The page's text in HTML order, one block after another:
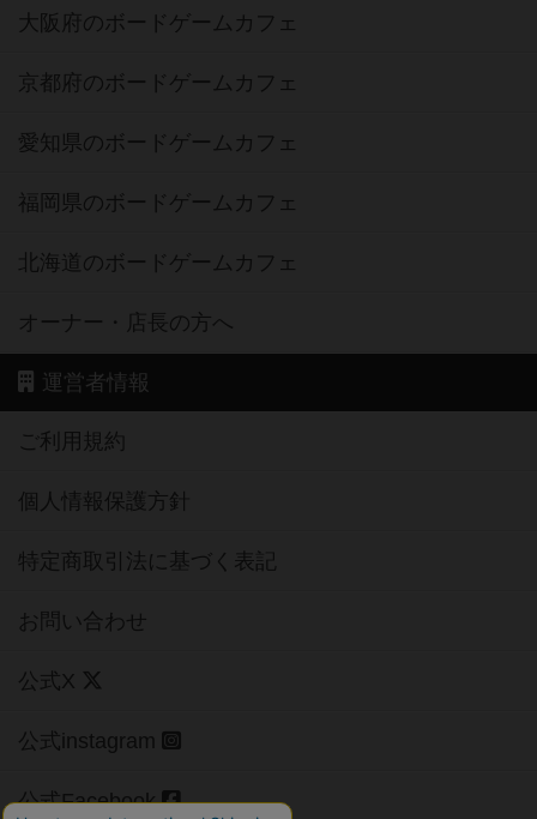
大阪府のボードゲームカフェ
京都府のボードゲームカフェ
愛知県のボードゲームカフェ
福岡県のボードゲームカフェ
北海道のボードゲームカフェ
オーナー・店長の方へ
運営者情報
ご利用規約
個人情報保護方針
特定商取引法に基づく表記
お問い合わせ
公式X
公式instagram
公式Facebook